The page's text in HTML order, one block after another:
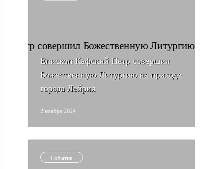
Епископ Кафский Петр совершил
Божественную Литургию на приходе
города Лейрия
2 ноября 2024
События